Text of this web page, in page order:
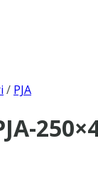
/ PJA